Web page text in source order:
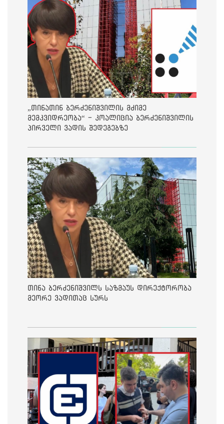
„თინათინ ბერძენიშვილის მძიმე
მემკვიდრეობა“ - კოალიცია ბერძენიშვილის
პირველი ვადის შედეგებზე
თინა ბერძენიშვილს საზმაუს დირექტორობა
მეორე ვადითაც სურს